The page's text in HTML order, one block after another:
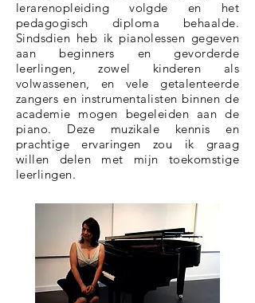
lerarenopleiding volgde en het
pedagogisch diploma behaalde.
Sindsdien heb ik pianolessen gegeven
aan beginners en gevorderde
leerlingen, zowel kinderen als
volwassenen, en vele getalenteerde
zangers en instrumentalisten binnen de
academie mogen begeleiden aan de
piano. Deze muzikale kennis en
prachtige ervaringen zou ik graag
willen delen met mijn toekomstige
leerlingen.